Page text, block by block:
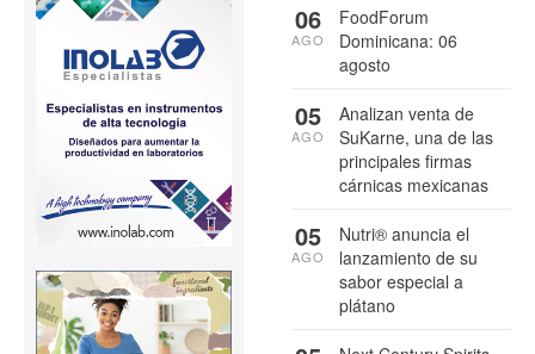
FoodForum
Dominicana: 06
agosto
06
AGO
Analizan venta de
SuKarne, una de las
principales firmas
cárnicas mexicanas
05
AGO
Nutri® anuncia el
lanzamiento de su
sabor especial a
plátano
05
AGO